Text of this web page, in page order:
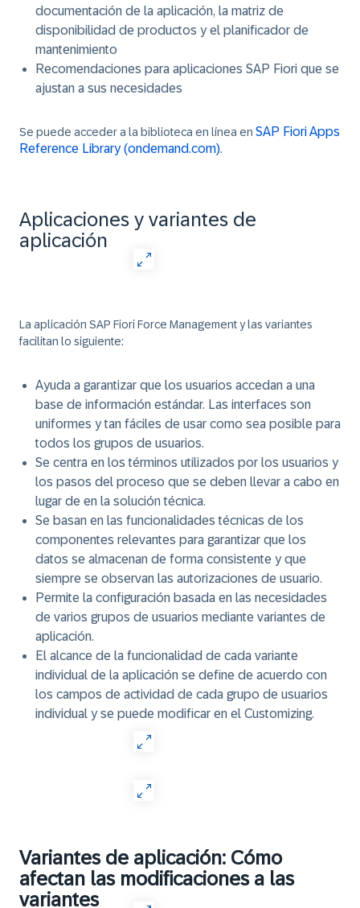
documentación de la aplicación, la matriz de
disponibilidad de productos y el planificador de
mantenimiento
Recomendaciones para aplicaciones SAP Fiori que se
ajustan a sus necesidades
Se puede acceder a la biblioteca en línea en SAP Fiori Apps
Reference Library (ondemand.com).
Aplicaciones y variantes de
aplicación
La aplicación SAP Fiori Force Management y las variantes
facilitan lo siguiente:
Ayuda a garantizar que los usuarios accedan a una
base de información estándar. Las interfaces son
uniformes y tan fáciles de usar como sea posible para
todos los grupos de usuarios.
Se centra en los términos utilizados por los usuarios y
los pasos del proceso que se deben llevar a cabo en
lugar de en la solución técnica.
Se basan en las funcionalidades técnicas de los
componentes relevantes para garantizar que los
datos se almacenan de forma consistente y que
siempre se observan las autorizaciones de usuario.
Permite la configuración basada en las necesidades
de varios grupos de usuarios mediante variantes de
aplicación.
El alcance de la funcionalidad de cada variante
individual de la aplicación se define de acuerdo con
los campos de actividad de cada grupo de usuarios
individual y se puede modificar en el Customizing.
Variantes de aplicación: Cómo
afectan las modificaciones a las
variantes